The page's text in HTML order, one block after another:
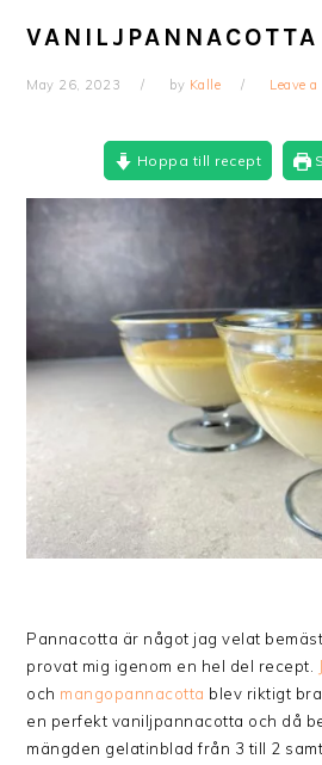
VANILJPANNACOTTA
May 26, 2023 by Kalle Leave
Hoppa till recept
Pannacotta är något jag velat
provat mig igenom en hel del recept.
och mangopannacotta blev riktigt
en perfekt vaniljpannacotta och då
mängden gelatinblad från 3 till 2